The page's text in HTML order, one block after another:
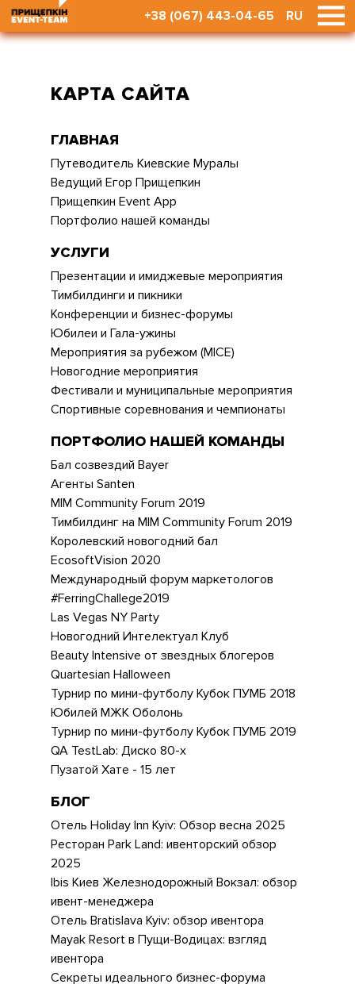
+38 (067) 443-04-65 RU
КАРТА САЙТА
ГЛАВНАЯ
Путеводитель Киевские Муралы
Ведущий Егор Прищепкин
Прищепкин Event App
Портфолио нашей команды
УСЛУГИ
Презентации и имиджевые мероприятия
Тимбилдинги и пикники
Конференции и бизнес-форумы
Юбилеи и Гала-ужины
Мероприятия за рубежом (MICE)
Новогодние мероприятия
Фестивали и муниципальные мероприятия
Спортивные соревнования и чемпионаты
ПОРТФОЛИО НАШЕЙ КОМАНДЫ
Бал созвездий Bayer
Агенты Santen
MIM Community Forum 2019
Тимбилдинг на MIM Community Forum 2019
Королевский новогодний бал
EcosoftVision 2020
Международный форум маркетологов
#FerringChallege2019
Las Vegas NY Party
Новогодний Интелектуал Клуб
Beauty Intensive от звездных блогеров
Quartesian Halloween
Турнир по мини-футболу Кубок ПУМБ 2018
Юбилей МЖК Оболонь
Турнир по мини-футболу Кубок ПУМБ 2019
QA TestLab: Диско 80-х
Пузатой Хате - 15 лет
БЛОГ
Отель Holiday Inn Kyiv: Обзор весна 2025
Ресторан Park Land: ивенторский обзор
2025
Ibis Киев Железнодорожный Вокзал: обзор
ивент-менеджера
Отель Bratislava Kyiv: обзор ивентора
Mayak Resort в Пущи-Водицах: взгляд
ивентора
Секреты идеального бизнес-форума